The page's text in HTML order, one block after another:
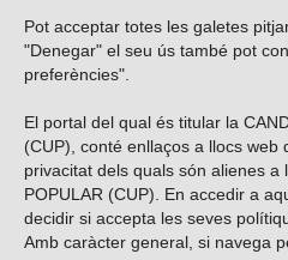
Pot acceptar totes les galetes
"Denegar" el seu ús també pot
preferències".
El portal del qual és titular la
(CUP), conté enllaços a llocs
privacitat dels quals són alienes a
POPULAR (CUP). En accedir a
decidir si accepta les seves
Amb caràcter general, si navega
Vols subscriure’t
Troba’ns a les